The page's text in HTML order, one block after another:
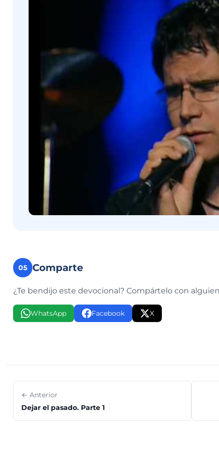
05 Comparte
¿Te bendijo este devocional? Compártelo con
WhatsApp Facebook X
← Anterior
Dejar el pasado. Parte 1